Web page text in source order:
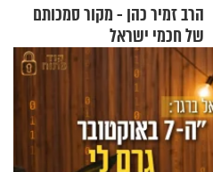
הרב זמיר כהן - מקור סמכותם
של חכמי ישראל